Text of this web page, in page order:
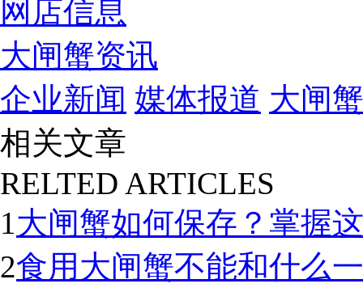
网店信息
大闸蟹资讯
企业新闻 媒体报道 大闸
相关文章
RELTED ARTICLES
1大闸蟹如何保存？掌握
2食用大闸蟹不能和什么